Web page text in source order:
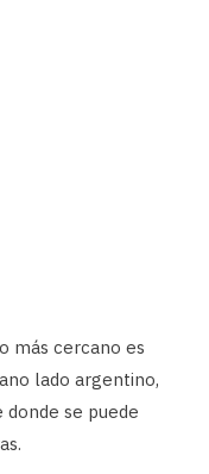
más cercano es
lado argentino,
se puede